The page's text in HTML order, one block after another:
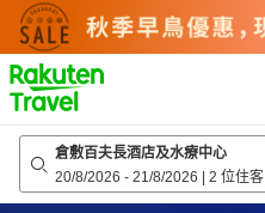
to
top
page
倉敷百夫長酒店及水療中心
20/8/2026 - 21/8/2026 | 2 位住客